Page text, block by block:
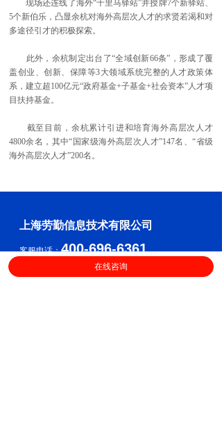
现场还连线了海外“千里马驿站”并授牌7个新驿站、
5个新伯乐，凸显余杭对海外高层次人才的求贤若渴和对
多途径引才的积极探索。
此外，余杭制定出台了“全域创新66条”，形成了覆
盖创业、创新、保障等3大领域系统完整的人才政策体
系，建立超100亿元“政府基金+子基金+社会资本”人才项
目扶持基金。
截至目前，余杭累计引进和培育海外高层次人才
4800余名，其中“国家级海外高层次人才”147名、“省级
海外高层次人才”200名。
客服电话：400-696-6361
（
上海劳勤信息技术有限公司
在线咨询